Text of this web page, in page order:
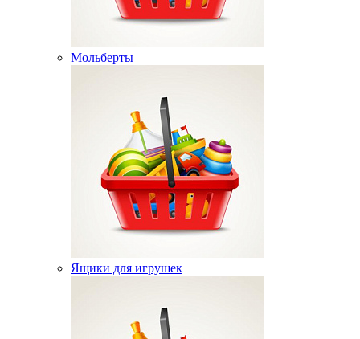
Мольберты
Ящики для игрушек